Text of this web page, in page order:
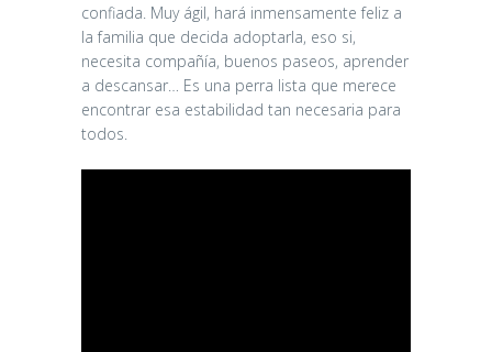
confiada. Muy ágil, hará inmensamente feliz a
la familia que decida adoptarla, eso si,
necesita compañía, buenos paseos, aprender
a descansar… Es una perra lista que merece
encontrar esa estabilidad tan necesaria para
todos.